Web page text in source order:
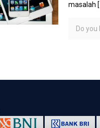
masalah
Do you